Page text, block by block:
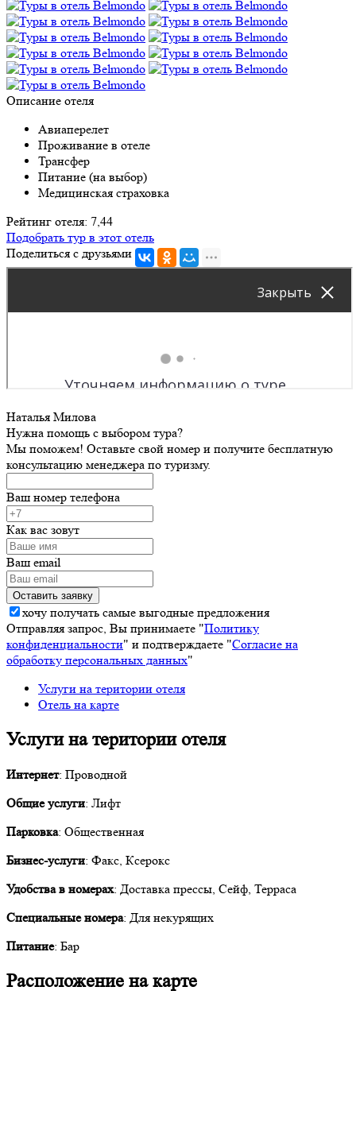
Описание отеля
Авиаперелет
Проживание в отеле
Трансфер
Питание (на выбор)
Медицинская страховка
Рейтинг отеля: 7,44
Подобрать тур в этот отель
Поделиться с друзьями
Наталья Милова
Нужна помощь с выбором тура?
Мы поможем! Оставьте свой номер и получите бесплатную
консультацию менеджера по туризму.
Ваш номер телефона
Как вас зовут
Ваш email
хочу получать самые выгодные предложения
Отправляя запрос, Вы принимаете "Политику
конфиденциальности" и подтверждаете "Согласие на
обработку персональных данных"
Услуги на територии отеля
Отель на карте
Услуги на територии отеля
Интернет: Проводной
Общие услуги: Лифт
Парковка: Общественная
Бизнес-услуги: Факс, Ксерокс
Удобства в номерах: Доставка прессы, Сейф, Терраса
Специальные номера: Для некурящих
Питание: Бар
Расположение на карте